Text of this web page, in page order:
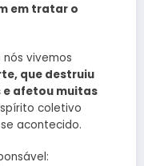
em tratar o
vivemos
que destruiu
e afetou muitas
coletivo
acontecido.